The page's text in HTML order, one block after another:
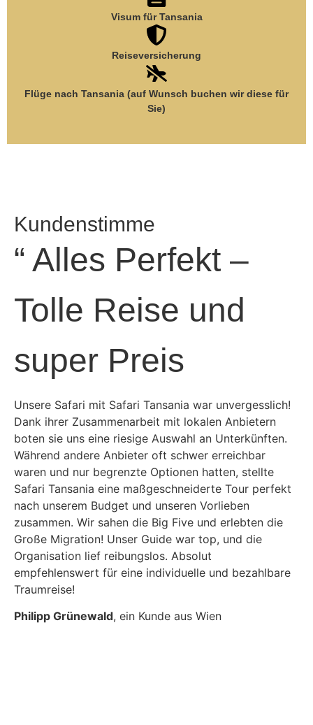
Visum für Tansania
Reiseversicherung
Flüge nach Tansania (auf Wunsch buchen wir diese für
Sie)
Kundenstimme
“ Alles Perfekt –
Tolle Reise und
super Preis
Unsere Safari mit Safari Tansania war unvergesslich!
Dank ihrer Zusammenarbeit mit lokalen Anbietern
boten sie uns eine riesige Auswahl an Unterkünften.
Während andere Anbieter oft schwer erreichbar
waren und nur begrenzte Optionen hatten, stellte
Safari Tansania eine maßgeschneiderte Tour perfekt
nach unserem Budget und unseren Vorlieben
zusammen. Wir sahen die Big Five und erlebten die
Große Migration! Unser Guide war top, und die
Organisation lief reibungslos. Absolut
empfehlenswert für eine individuelle und bezahlbare
Traumreise!
Philipp Grünewald, ein Kunde aus Wien